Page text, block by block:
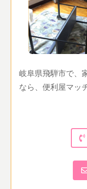
岐阜県飛騨市で、
なら、便利屋マッ